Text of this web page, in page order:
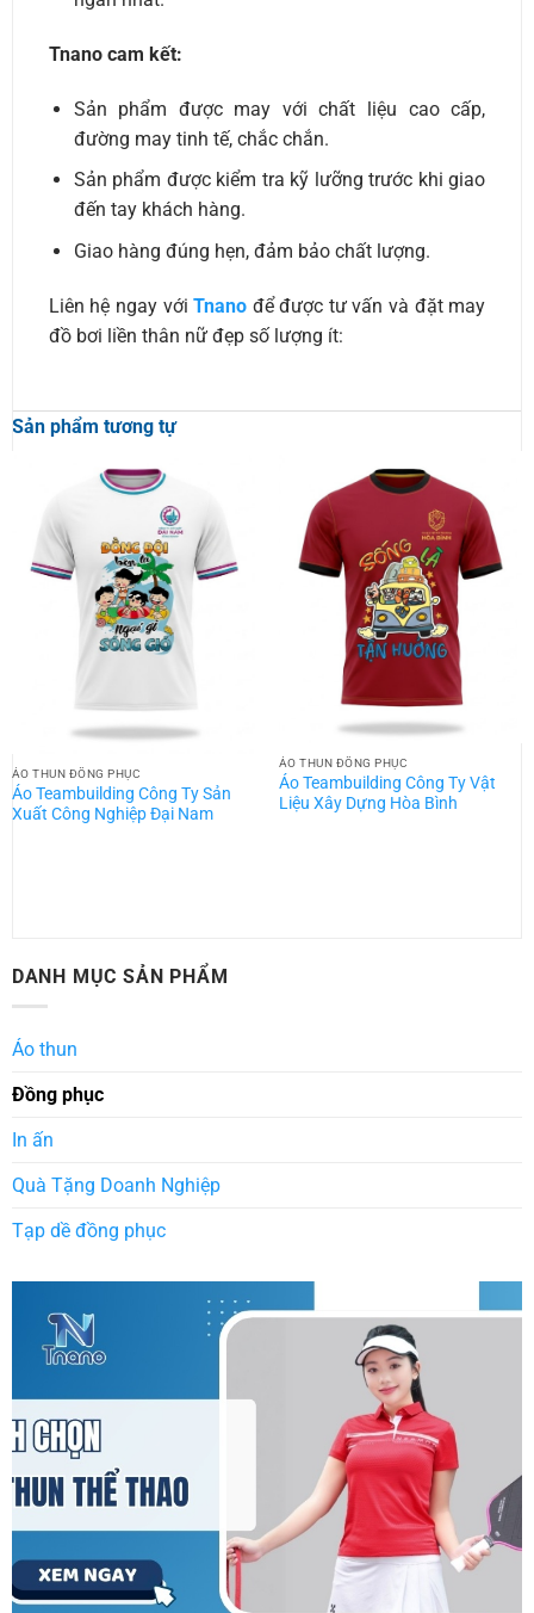
Tnano cam kết:
Sản phẩm được may với chất liệu cao cấp,
đường may tinh tế, chắc chắn.
Sản phẩm được kiểm tra kỹ lưỡng trước khi giao
đến tay khách hàng.
Giao hàng đúng hẹn, đảm bảo chất lượng.
Liên hệ ngay vớiTnano để được tư vấn và đặt may
đồ bơi liền thân nữ đẹp số lượng ít:
Sản phẩm tương tự
ÁO THUN ĐỒNG PHỤC
Áo Teambuilding Công Ty Sản
Xuất Công Nghiệp Đại Nam
ÁO THUN ĐỒNG PHỤC
Áo Teambuilding Công Ty Vật
Liệu Xây Dựng Hòa Bình
DANH MỤC SẢN PHẨM
Áo thun
Đồng phục
In ấn
Quà Tặng Doanh Nghiệp
Tạp dề đồng phục